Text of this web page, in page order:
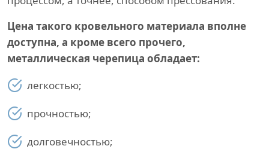
Цена такого кровельного материала вполне
доступна, а кроме всего прочего,
металлическая черепица обладает:
легкостью;
прочностью;
долговечностью;